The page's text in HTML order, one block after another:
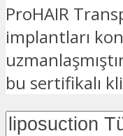
ProHAIR
implantları
bu sertifikalı